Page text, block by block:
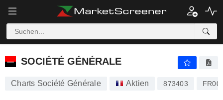
SOCIÉTÉ GÉNÉRALE +0,51 %
SOCIÉTÉ GÉNÉRALE
Charts Société Générale Aktien 873403